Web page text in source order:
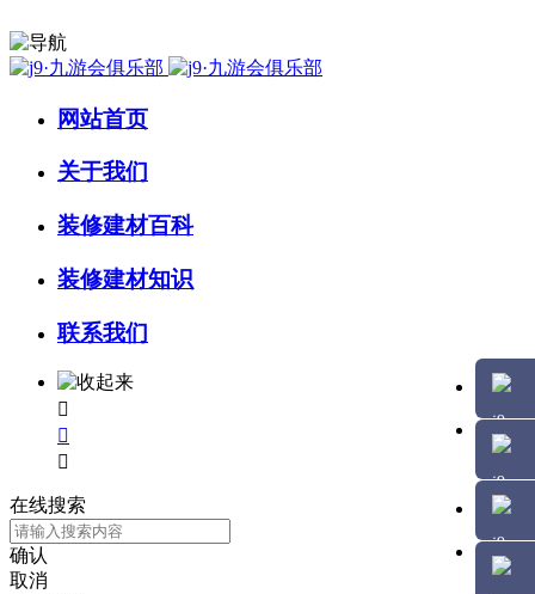
网站首页
关于我们
装修建材百科
装修建材知识
联系我们



在线搜索
确认
取消